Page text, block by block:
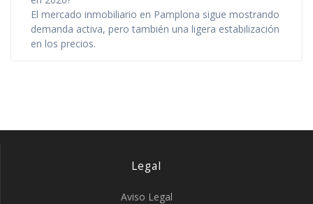
El mercado inmobiliario en Pamplona sigue mostrando
demanda activa, pero también una ligera estabilización
en los precios.
Legal
Aviso Legal